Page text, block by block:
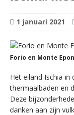
1 januari 2021
Forio en Monte
Het eiland Ischia
thermaalbaden en
Deze
danken aan zijn